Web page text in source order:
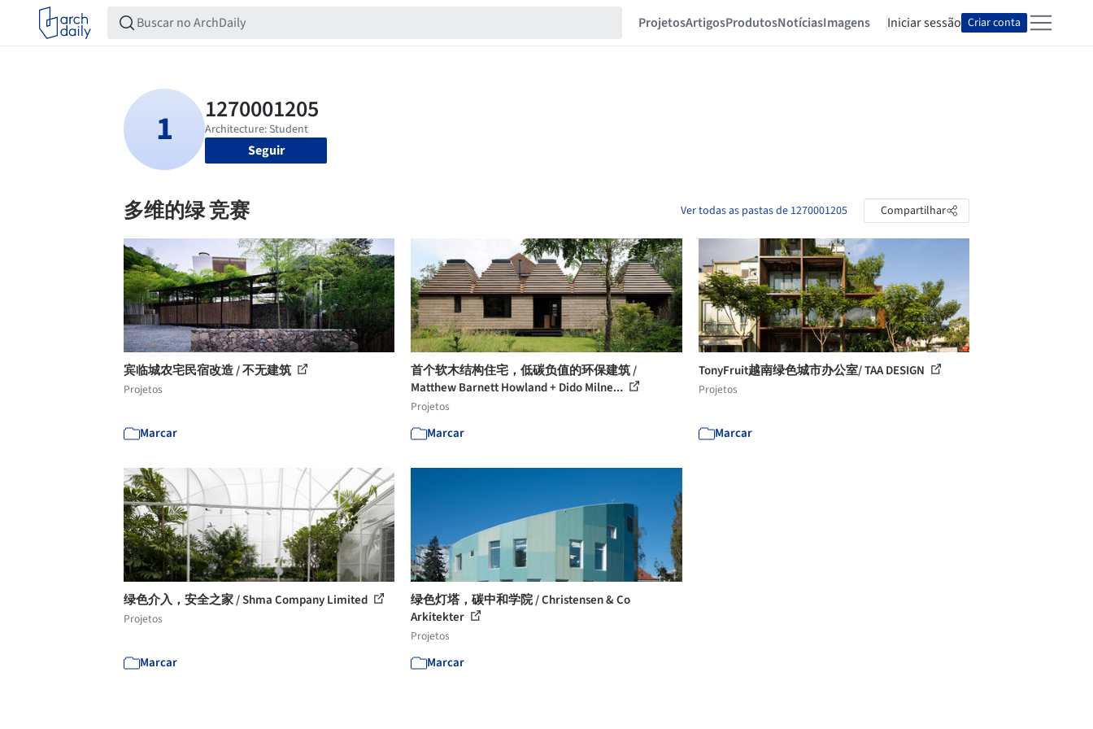
ProjetosArtigosProdutosNotíciasImagens Iniciar sessão Criar conta
Seguir
多维的绿 竞赛 Ver todas as pastas de 1270001205 Compartilhar
宾临城农宅民宿改造 / 不无建筑
Projetos
Marcar
首个软木结构住宅，低碳负值的环保建筑 /
Matthew Barnett Howland + Dido Milne...
Projetos
Marcar
TonyFruit越南绿色城市办公室/ TAA DESIGN
Projetos
Marcar
绿色介入，安全之家 / Shma Company Limited
Projetos
Marcar
绿色灯塔，碳中和学院 / Christensen & Co
Arkitekter
Projetos
Marcar